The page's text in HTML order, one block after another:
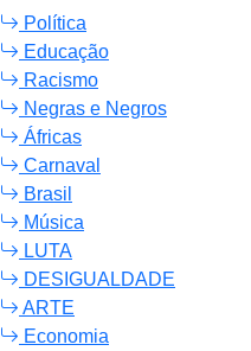
Política
Educação
Racismo
Negras e Negros
Áfricas
Carnaval
Brasil
Música
LUTA
DESIGUALDADE
ARTE
Economia